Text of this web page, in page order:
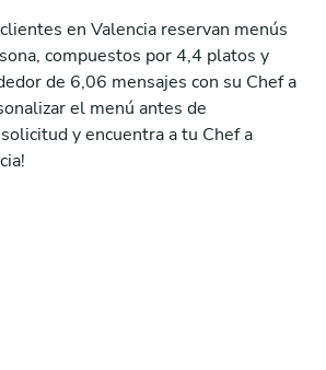
en Valencia reservan menús
compuestos por 4,4 platos y
de 6,06 mensajes con su Chef a
el menú antes de
y encuentra a tu Chef a